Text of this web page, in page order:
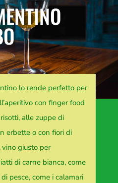
lo rende perfetto per
con finger food
alle zuppe di
erbette o con fiori di
giusto per
di carne bianca, come
pesce, come i calamari